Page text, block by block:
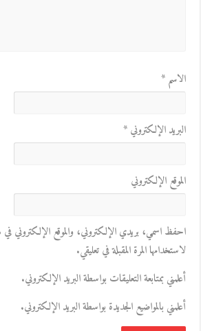
الاسم*
البريد الإلكتروني*
الموقع الإلكتروني
احفظ اسمي، بريدي الإلكتروني، والموقع الإلكتروني
لاستخدامها المرة المقبلة في تعليقي.
أعلمني بمتابعة التعليقات بواسطة البريد الإلكتروني.
أعلمني بالمواضيع الجديدة بواسطة البريد الإلكتروني.